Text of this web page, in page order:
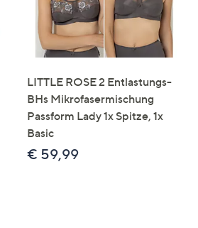
LITTLE ROSE 2 Entlastungs-
BHs Mikrofasermischung
Passform Lady 1x Spitze, 1x
Basic
€ 59,99